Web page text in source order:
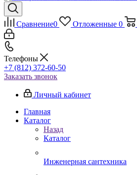
Сравнение0 Отложенные 0
Телефоны
+7 (812) 372-60-50
Заказать звонок
Личный кабинет
Главная
Каталог
Назад
Каталог
Инженерная сантехника